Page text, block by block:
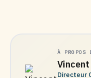
À PROPOS
Vincent
Directeur